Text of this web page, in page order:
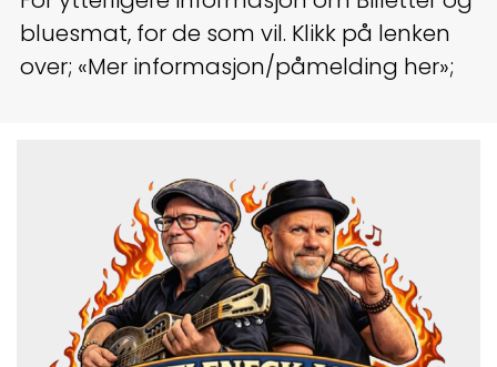
bluesmat, for de som vil. Klikk på lenken
over; «Mer informasjon/påmelding her»;